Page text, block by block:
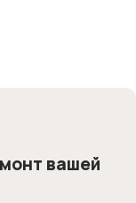
вашей